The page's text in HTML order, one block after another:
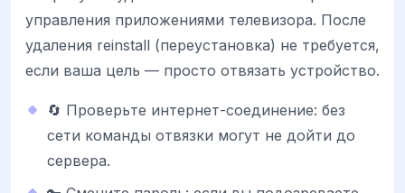
управления приложениями телевизора. После
удаления reinstall (переустановка) не требуется,
если ваша цель — просто отвязать устройство.
🔄 Проверьте интернет-соединение: без
сети команды отвязки могут не дойти до
сервера.